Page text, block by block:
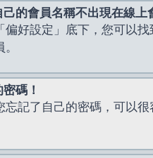
的會員名稱不出現在線上
偏好設定」底下，您可以找
碼！
忘記了自己的密碼，可以